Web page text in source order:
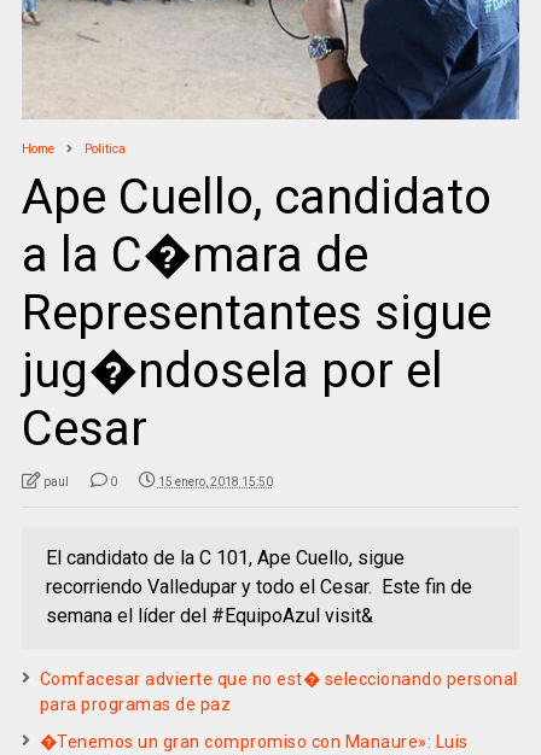
Home Politica
Ape Cuello, candidato
a la C�mara de
Representantes sigue
jug�ndosela por el
Cesar
paul 0 15 enero, 2018 15:50
El candidato de la C 101, Ape Cuello, sigue
recorriendo Valledupar y todo el Cesar. Este fin de
semana el líder del #EquipoAzul visit&
Comfacesar advierte que no est� seleccionando personal
para programas de paz
�Tenemos un gran compromiso con Manaure»: Luis